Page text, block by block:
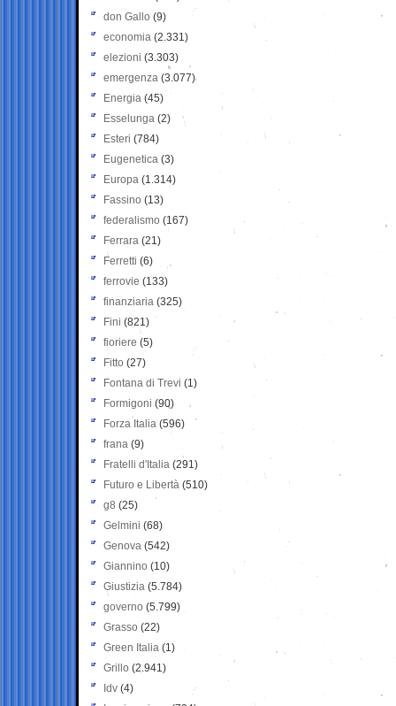
don Gallo (9)
economia (2.331)
elezioni (3.303)
emergenza (3.077)
Energia (45)
Esselunga (2)
Esteri (784)
Eugenetica (3)
Europa (1.314)
Fassino (13)
federalismo (167)
Ferrara (21)
Ferretti (6)
ferrovie (133)
finanziaria (325)
Fini (821)
fioriere (5)
Fitto (27)
Fontana di Trevi (1)
Formigoni (90)
Forza Italia (596)
frana (9)
Fratelli d'Italia (291)
Futuro e Libertà (510)
g8 (25)
Gelmini (68)
Genova (542)
Giannino (10)
Giustizia (5.784)
governo (5.799)
Grasso (22)
Green Italia (1)
Grillo (2.941)
Idv (4)